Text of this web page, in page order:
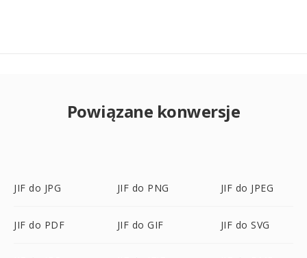
Powiązane konwersje
JIF do JPG JIF do PNG JIF do JPEG
JIF do PDF JIF do GIF JIF do SVG